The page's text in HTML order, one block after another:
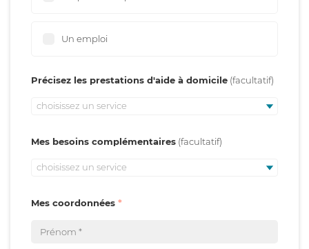
Un emploi
Précisez les prestations d'aide à domicile
choisissez un service
Mes besoins complémentaires
choisissez un service
Mes coordonnées